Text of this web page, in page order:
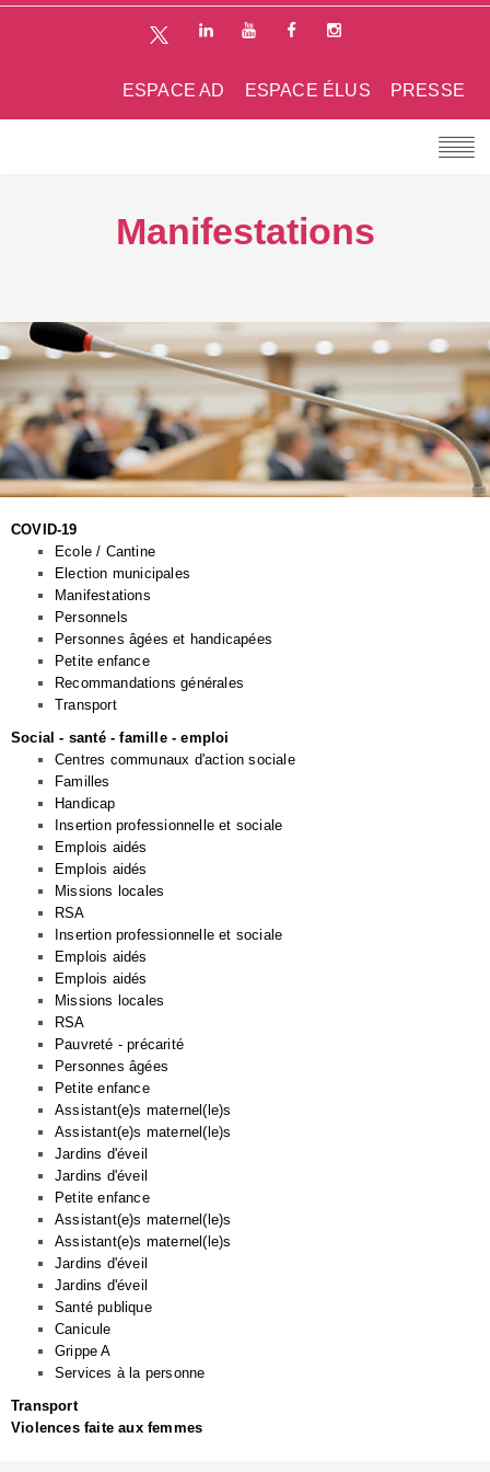
PRESSE
ESPACE ÉLUS
ESPACE AD
Manifestations
COVID-19
Ecole / Cantine
Election municipales
Manifestations
Personnels
Personnes âgées et handicapées
Petite enfance
Recommandations générales
Transport
Social - santé - famille - emploi
Centres communaux d'action sociale
Familles
Handicap
Insertion professionnelle et sociale
Emplois aidés
Emplois aidés
Missions locales
RSA
Insertion professionnelle et sociale
Emplois aidés
Emplois aidés
Missions locales
RSA
Pauvreté - précarité
Personnes âgées
Petite enfance
Assistant(e)s maternel(le)s
Assistant(e)s maternel(le)s
Jardins d'éveil
Jardins d'éveil
Petite enfance
Assistant(e)s maternel(le)s
Assistant(e)s maternel(le)s
Jardins d'éveil
Jardins d'éveil
Santé publique
Canicule
Grippe A
Services à la personne
Transport
Violences faite aux femmes